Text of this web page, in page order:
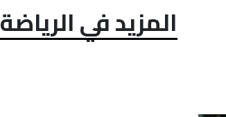
المزيد في الرياضة